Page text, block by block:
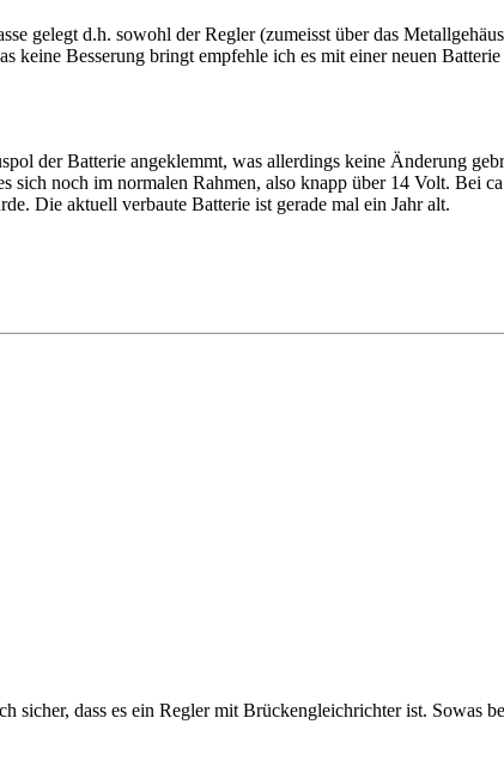
gelegt d.h. sowohl der Regler (zumeisst über das
keine Besserung bringt empfehle ich es mit einer neuen
der Batterie angeklemmt, was allerdings keine Änderung
noch im normalen Rahmen, also knapp über 14 Volt. Bei
Die aktuell verbaute Batterie ist gerade mal ein Jahr alt.
sicher, dass es ein Regler mit Brückengleichrichter ist. Sowas